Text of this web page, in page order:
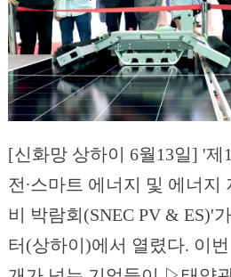
[신화망 상하이 6월13일] '제
전∙스마트 에너지 및 에너지
비 박람회(SNEC PV & ES)'
터(상하이)에서 열렸다. 이